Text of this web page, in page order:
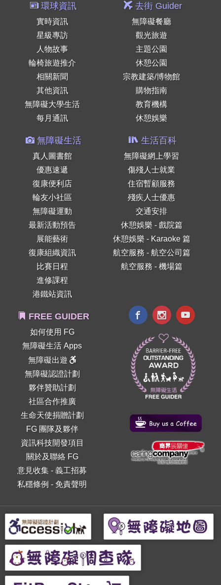
環球資訊
實時資訊
星級專訪
人物故事
輪椅旅遊推介
相關新聞
其他資訊
無障礙大學生活
每月通訊
去街 Guider
無障礙餐廳
觀光旅遊
主題公園
休憩公園
宗教建築/博物館
購物指南
教育機構
休憩娛樂
無障礙生活
真人圖書館
優惠速遞
復康便利店
輪友小社區
無障礙運動
最新活動預告
展能藝術
復康組織資訊
比賽日程
進修課程
港鐵站資訊
生活百科
無障礙網上學習
傷殘人士就業
住宿暫顧服務
殘疾人士優惠
交通安排
休憩娛樂 - 戲院篇
休憩娛樂 - Karaoke 篇
航空服務 - 航空公司篇
航空服務 - 機場篇
FREE GUIDER
如何使用 FG
無障礙生活 Apps
無障礙出遊
無障礙認證計劃
夥伴贊助計劃
社區合作推廣
生命天使捐贈計劃
FG 團隊及夥伴
資訊科技開發項目
關於及聯絡 FG
意見收集 -義工招募
私穩條例 - 免責聲明